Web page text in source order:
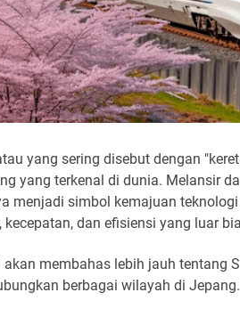
yang sering disebut dengan
yang terkenal di dunia. Melansir
menjadi simbol kemajuan
kecepatan, dan efisiensi yang luar
membahas lebih jauh tentang
berbagai wilayah di